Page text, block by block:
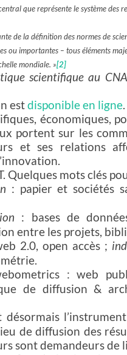
que représente le système des
de la définition des normes de
ou importantes – tous éléments
mondiale. »[2]
scientifique au
estdisponible en ligne
économiques,
portent sur les
et ses relations
Quelques mots clés
: papier et sociétés
: bases de
entre les projets,
2.0, open accès ;
: web
de diffusion &
de diffusion des
sont demandeurs de